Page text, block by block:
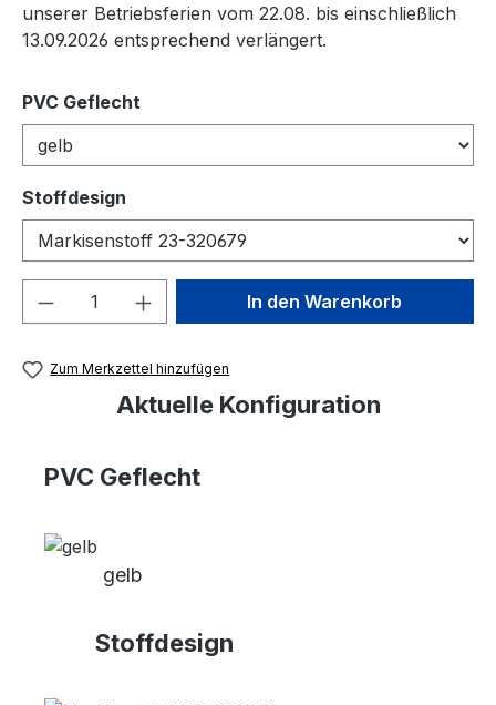
unserer Betriebsferien vom 22.08. bis einschließlich
13.09.2026 entsprechend verlängert.
PVC Geflecht
Stoffdesign
Produkt Anzahl: Gib denIn den Warenkorb
Zum Merkzettel hinzufügen
Aktuelle Konfiguration
PVC Geflecht
gelb
Stoffdesign